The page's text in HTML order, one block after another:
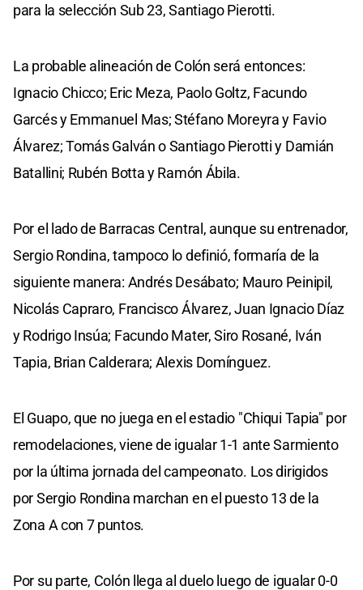
para la selección Sub 23, Santiago Pierotti.
La probable alineación de Colón será entonces:
Ignacio Chicco; Eric Meza, Paolo Goltz, Facundo
Garcés y Emmanuel Mas; Stéfano Moreyra y Favio
Álvarez; Tomás Galván o Santiago Pierotti y Damián
Batallini; Rubén Botta y Ramón Ábila.
Por el lado de Barracas Central, aunque su entrenador,
Sergio Rondina, tampoco lo definió, formaría de la
siguiente manera: Andrés Desábato; Mauro Peinipil,
Nicolás Capraro, Francisco Álvarez, Juan Ignacio Díaz
y Rodrigo Insúa; Facundo Mater, Siro Rosané, Iván
Tapia, Brian Calderara; Alexis Domínguez.
El Guapo, que no juega en el estadio "Chiqui Tapia" por
remodelaciones, viene de igualar 1-1 ante Sarmiento
por la última jornada del campeonato. Los dirigidos
por Sergio Rondina marchan en el puesto 13 de la
Zona A con 7 puntos.
Por su parte, Colón llega al duelo luego de igualar 0-0